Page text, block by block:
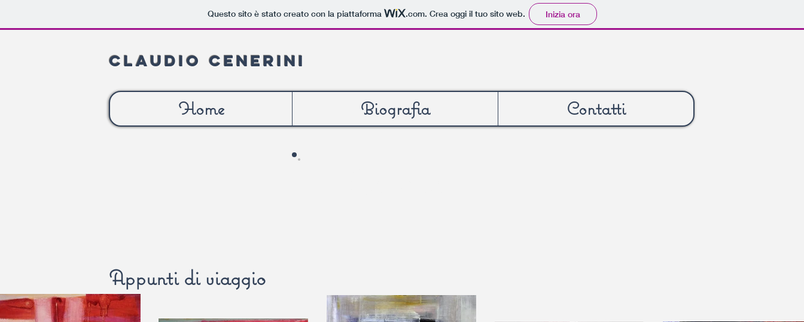
Questo sito è stato creato con la piattaforma .com. Crea oggi il tuo sito web. Inizia ora
Home Biografia Contatti
Claudio Cenerini
Appunti di viaggio